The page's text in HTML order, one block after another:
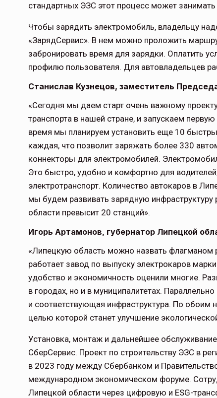
стандартных ЭЗС этот процесс может
Чтобы зарядить электромобиль, владельцу
«ЗарядСервис». В нем можно проложить
забронировать время для зарядки. Оплатить
профилю пользователя. Для автовладельцев
Станислав Кузнецов, заместитель
«Сегодня мы даем старт очень важному
транспорта в нашей стране, и запускаем
время мы планируем установить еще 10
каждая, что позволит заряжать более 330
коннекторы для электромобилей.
Это быстро, удобно и комфортно для
электротранспорт. Количество автокаров в
мы будем развивать зарядную
области превысит 20 станций».
Игорь Артамонов, губернатор Липецкой
«Липецкую область можно назвать флагманом
работает завод по выпуску электрокаров
удобство и экономичность оценили многие.
в городах, но и в муниципалитетах.
и соответствующая инфраструктура. По обоим
целью которой станет улучшение
Установка, монтаж и дальнейшее
СберСервис. Проект по строительству ЭЗС в
в 2023 году между Сбербанком и
международном экономическом форуме.
Липецкой области через цифровую и ESG-